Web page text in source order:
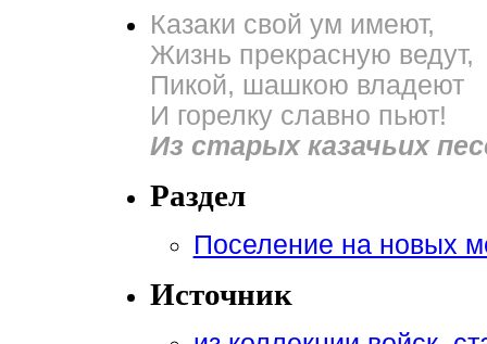
Казаки свой ум имеют,
Жизнь прекрасную ведут,
Пикой, шашкою владеют
И горелку славно пьют!
Из старых казачьих
Раздел
Поселение на новых
Источник